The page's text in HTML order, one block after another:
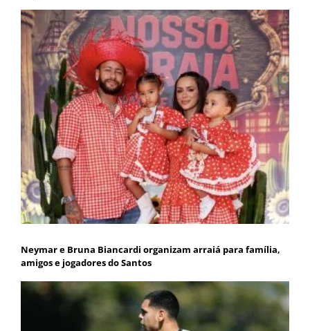
Neymar e Bruna Biancardi organizam arraiá para família,
amigos e jogadores do Santos